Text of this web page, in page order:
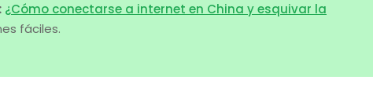
¿Cómo conectarse a internet en China y esquivar la
fáciles.